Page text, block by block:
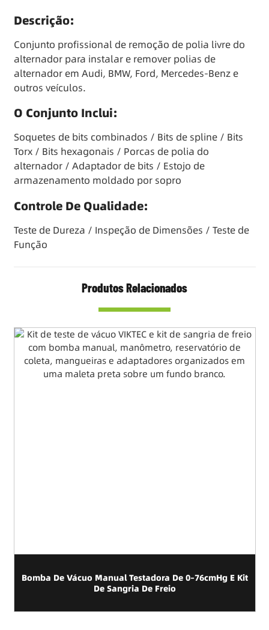
Opções OEM
Kit
MOQ
Baseado no produto
Descrição:
Conjunto profissional de remoção de polia livre do
alternador para instalar e remover polias de
alternador em Audi, BMW, Ford, Mercedes-Benz e
outros veículos.
O Conjunto Inclui:
Soquetes de bits combinados / Bits de spline / Bits
Torx / Bits hexagonais / Porcas de polia do
alternador / Adaptador de bits / Estojo de
armazenamento moldado por sopro
Controle De Qualidade:
Teste de Dureza / Inspeção de Dimensões / Teste de
Função
Produtos Relacionados
E Kit
Conjunto Universal De Ferramentas
Molas De Válvula Para Reparação De